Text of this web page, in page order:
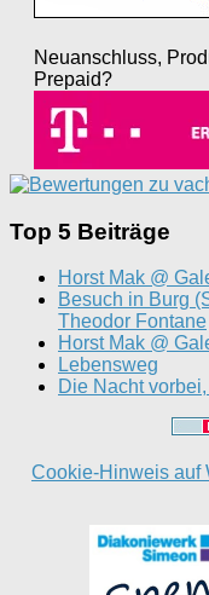
Neuanschluss,
Prepaid?
Top 5 Beiträge
Horst Mak @
Besuch in Burg
Theodor Fontane
Horst Mak @
Lebensweg
Die Nacht
Cookie-Hinweis auf